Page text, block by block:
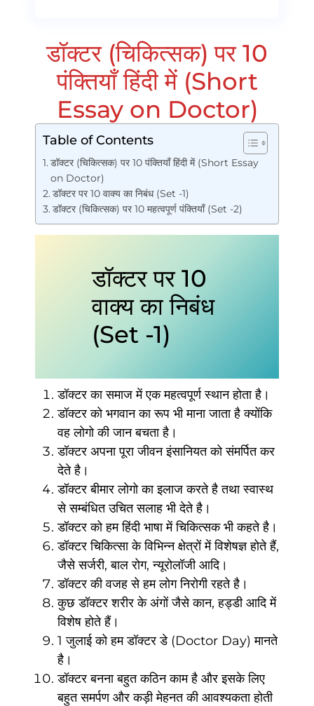
डॉक्टर (चिकित्सक) पर 10
पंक्तियाँ हिंदी में (Short
Essay on Doctor)
Table of Contents
डॉक्टर (चिकित्सक) पर 10 पंक्तियाँ हिंदी में (Short Essay
on Doctor)
डॉक्टर पर 10 वाक्य का निबंध (Set -1)
डॉक्टर (चिकित्सक) पर 10 महत्वपूर्ण पंक्तियाँ (Set -2)
डॉक्टर पर 10
वाक्य का निबंध
(Set -1)
डॉक्टर का समाज में एक महत्वपूर्ण स्थान होता है।
डॉक्टर को भगवान का रूप भी माना जाता है क्योंकि
वह लोगो की जान बचता है।
डॉक्टर अपना पूरा जीवन इंसानियत को संमर्पित कर
देते है।
डॉक्टर बीमार लोगो का इलाज करते है तथा स्वास्थ
से सम्बंधित उचित सलाह भी देते है।
डॉक्टर को हम हिंदी भाषा में चिकित्सक भी कहते है।
डॉक्टर चिकित्सा के विभिन्न क्षेत्रों में विशेषज्ञ होते हैं,
जैसे सर्जरी, बाल रोग, न्यूरोलॉजी आदि।
डॉक्टर की वजह से हम लोग निरोगी रहते है।
कुछ डॉक्टर शरीर के अंगों जैसे कान, हड्डी आदि में
विशेष होते हैं।
1 जुलाई को हम डॉक्टर डे (Doctor Day) मानते
है।
डॉक्टर बनना बहुत कठिन काम है और इसके लिए
बहुत समर्पण और कड़ी मेहनत की आवश्यकता होती